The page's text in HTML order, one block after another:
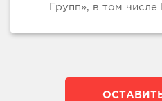
Групп», в том числе